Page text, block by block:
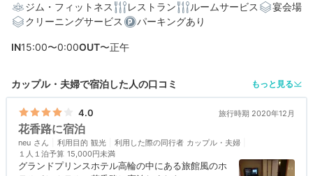
ジム・フィットネス
レストラン ルームサービス
宴会場
クリーニングサービス
パーキングあり
IN15:00〜0:00OUT〜正午
カップル・夫婦で宿泊した人の口コミ もっと見る
4.0 旅行時期 2020年12月
花香路に宿泊
neu 利用目的 観光 利用した際の同行者 カップル・夫婦
１人１泊予算 15,000円未満
グランドプリンスホテル高輪の中にある旅館風のホ